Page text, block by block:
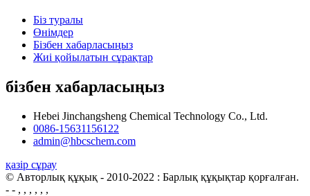
Біз туралы
Өнімдер
Бізбен хабарласыңыз
Жиі қойылатын сұрақтар
бізбен хабарласыңыз
Hebei Jinchangsheng Chemical Technology Co., Ltd.
0086-15631156122
admin@hbcschem.com
қазір сұрау
© Авторлық құқық - 2010-2022 : Барлық құқықтар қорғалған.
- - , , , , , ,